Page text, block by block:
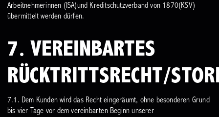
Arbeitnehmerinnen (ISA)und Kreditschutzverband von 1870(KSV)
übermittelt werden dürfen.
7. VEREINBARTES
RÜCKTRITTSRECHT/
7.1. Dem Kunden wird das Recht eingeräumt, ohne besonderen Grund
bis vier Tage vor dem vereinbarten Beginn unserer